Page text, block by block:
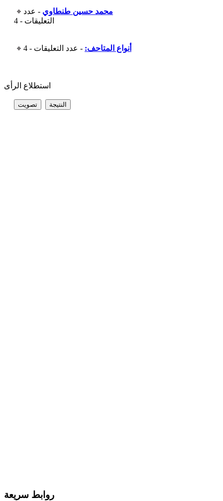
محمد حسين طنطاوي - عدد
التعليقات - 4
أنواع المتاحف: - عدد التعليقات - 4
استطلاع الرأى
روابط سريعة